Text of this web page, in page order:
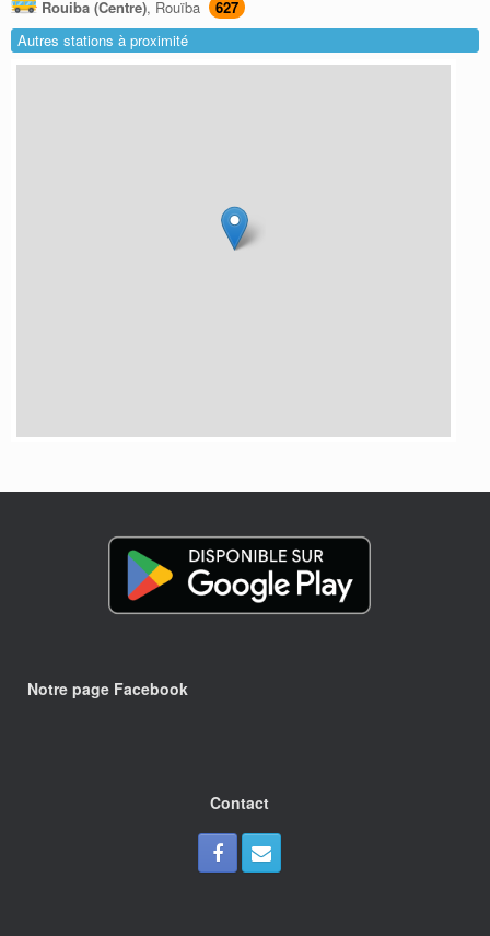
Rouiba (Centre), Rouïba
627
Autres stations à proximité
Notre page Facebook
Contact